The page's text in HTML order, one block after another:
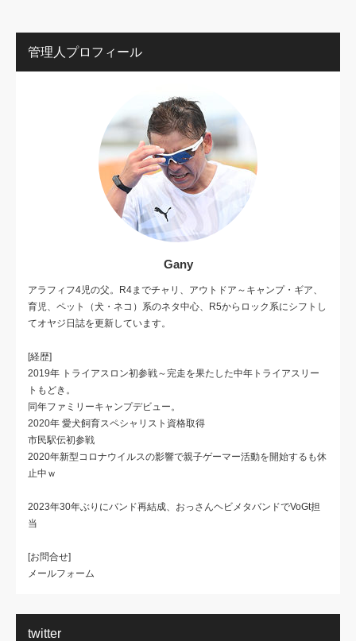
管理人プロフィール
Gany
アラフィフ4児の父。R4までチャリ、アウトドア～キャンプ・ギア、
育児、ペット（犬・ネコ）系のネタ中心、R5からロック系にシフトし
てオヤジ日誌を更新しています。
[経歴]
2019年 トライアスロン初参戦～完走を果たした中年トライアスリー
トもどき。
同年ファミリーキャンプデビュー。
2020年 愛犬飼育スペシャリスト資格取得
市民駅伝初参戦
2020年新型コロナウイルスの影響で親子ゲーマー活動を開始するも休
止中ｗ
2023年30年ぶりにバンド再結成、おっさんヘビメタバンドでVoGt担
当
[お問合せ]
メールフォーム
twitter